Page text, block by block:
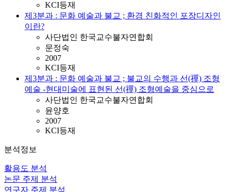
KCI등재
제3분과 : 문화 예술과 불교 ; 환경 친화적인 포장디자인
이란?
사단법인 한국교수불자연합회
문정숙
2007
KCI등재
제3분과 : 문화 예술과 불교 ; 불교의 수행과 선(禪) 조형
예술 -현대미술에 표현된 선(禪) 조형예술을 중심으로
사단법인 한국교수불자연합회
윤양호
2007
KCI등재
분석정보
활용도 분석
논문 주제 분석
연구자 주제 분석